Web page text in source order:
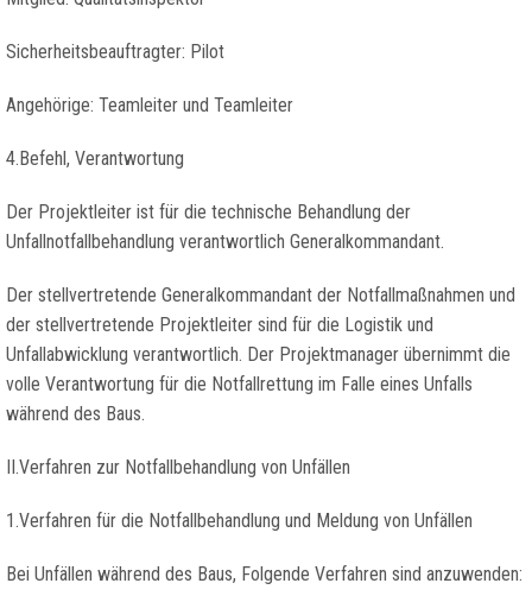
Sicherheitsbeauftragter: Pilot
Angehörige: Teamleiter und Teamleiter
4.Befehl, Verantwortung
Der Projektleiter ist für die technische Behandlung der
Unfallnotfallbehandlung verantwortlich Generalkommandant.
Der stellvertretende Generalkommandant der Notfallmaßnahmen und
der stellvertretende Projektleiter sind für die Logistik und
Unfallabwicklung verantwortlich. Der Projektmanager übernimmt die
volle Verantwortung für die Notfallrettung im Falle eines Unfalls
während des Baus.
II.Verfahren zur Notfallbehandlung von Unfällen
1.Verfahren für die Notfallbehandlung und Meldung von Unfällen
Bei Unfällen während des Baus, Folgende Verfahren sind anzuwenden: